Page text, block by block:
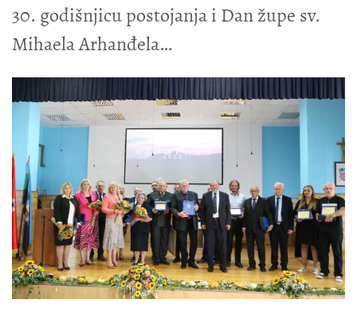
30. godišnjicu postojanja i Dan župe sv.
Mihaela Arhanđela